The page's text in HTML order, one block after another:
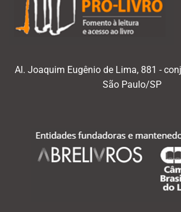
Al. Joaquim Eugênio de Lima, 881 -
São Paulo/SP